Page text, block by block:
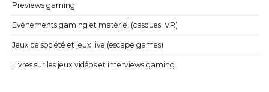
Previews gaming
Evénements gaming et matériel (casques, VR)
Jeux de société et jeux live (escape games)
Livres sur les jeux vidéos et interviews gaming